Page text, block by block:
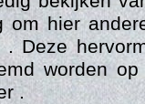
om hier
. Deze
worden
.